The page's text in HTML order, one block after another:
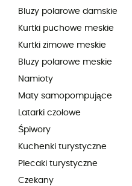
Bluzy polarowe damskie
Kurtki puchowe meskie
Kurtki zimowe meskie
Bluzy polarowe meskie
Namioty
Maty samopompujące
Latarki czołowe
Śpiwory
Kuchenki turystyczne
Plecaki turystyczne
Czekany